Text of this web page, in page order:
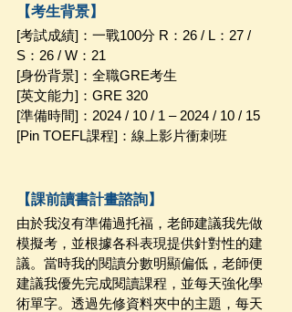
【考生背景】
[考試成績]：一戰100分 R：26 / L：27 /
S：26 / W：21
[身份背景]：全職GRE考生
[英文能力]：GRE 320
[準備時間]：2024 / 10 / 1 – 2024 / 10 / 15
[Pin TOEFL課程]：線上影片衝刺班
【課前讀書計畫諮詢】
由於我沒有準備過托福，老師建議我先做
模擬考，並根據各科表現提供針對性的建
議。當時我的閱讀分數明顯偏低，老師便
建議我優先完成閱讀課程，並每天強化學
術單字。透過先修資料夾中的主題，每天